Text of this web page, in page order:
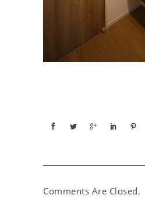
Comments Are Closed.